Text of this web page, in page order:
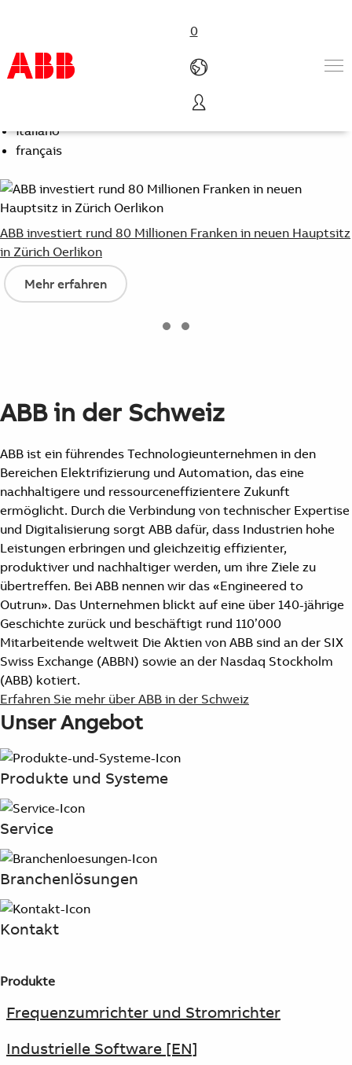
0
Produkte und Leistungen
Branchenlösungen
Karriere
Über uns
Kontakt
Suggestions
See more products
Shopping list preview
0
italiano
français
ABB investiert rund 80 Millionen Franken in neuen Hauptsitz
in Zürich Oerlikon
Mehr erfahren
ABB in der Schweiz
ABB ist ein führendes Technologieunternehmen in den
Bereichen Elektrifizierung und Automation, das eine
nachhaltigere und ressourceneffizientere Zukunft
ermöglicht. Durch die Verbindung von technischer Expertise
und Digitalisierung sorgt ABB dafür, dass Industrien hohe
Leistungen erbringen und gleichzeitig effizienter,
produktiver und nachhaltiger werden, um ihre Ziele zu
übertreffen. Bei ABB nennen wir das «Engineered to
Outrun». Das Unternehmen blickt auf eine über 140-jährige
Geschichte zurück und beschäftigt rund 110’000
Mitarbeitende weltweit Die Aktien von ABB sind an der SIX
Swiss Exchange (ABBN) sowie an der Nasdaq Stockholm
(ABB) kotiert.
Erfahren Sie mehr über ABB in der Schweiz
Unser Angebot
Produkte und Systeme
Service
Branchenlösungen
Kontakt
Produkte
Frequenzumrichter und Stromrichter
Industrielle Software [EN]